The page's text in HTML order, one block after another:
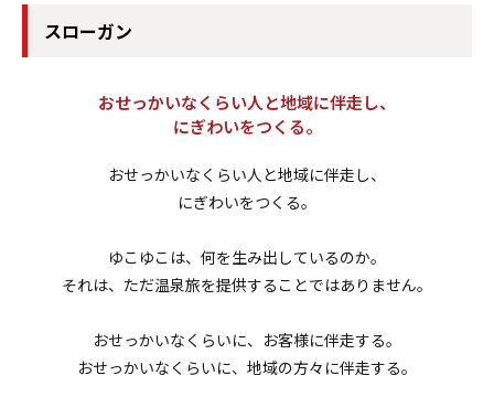
スローガン
おせっかいなくらい人と地域に伴走し、
にぎわいをつくる。
おせっかいなくらい人と地域に伴走し、
にぎわいをつくる。
ゆこゆこは、何を生み出しているのか。
それは、ただ温泉旅を提供することではありません。
おせっかいなくらいに、お客様に伴走する。
おせっかいなくらいに、地域の方々に伴走する。